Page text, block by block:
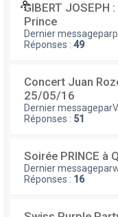
GIBERT
Prince
Dernier messagepar
Réponses : 49
Concert Juan
25/05/16
Dernier messagepar
Réponses : 51
Soirée PRINCE à
Dernier messagepar
Réponses : 16